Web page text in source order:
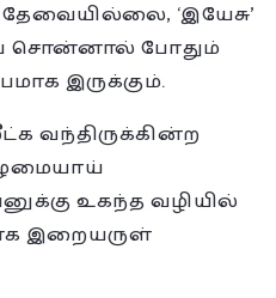
‘இயேசு’
சொன்னால் போதும்
இருக்கும்.
வந்திருக்கின்ற
உகந்த வழியில்
இறையருள்